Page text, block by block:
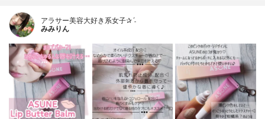
アラサー美容大好き系女子✰ˊ˗
みみりん